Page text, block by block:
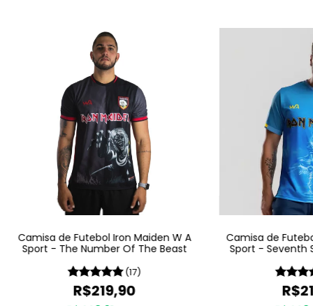
Camisa de Futebol Iron Maiden W A
Sport - The Number Of The Beast
(17)
R$219,90
Camisa de
Sport - Seventh